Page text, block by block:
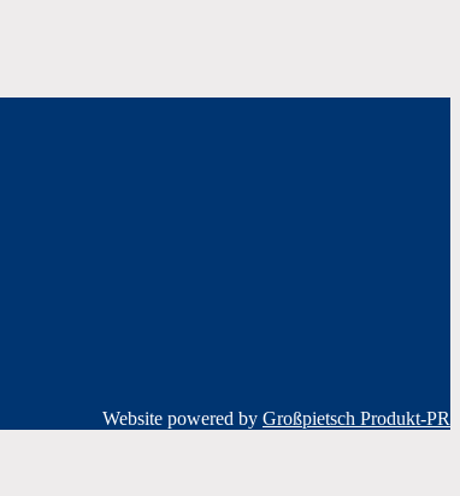
Website powered by Großpietsch Produkt-PR